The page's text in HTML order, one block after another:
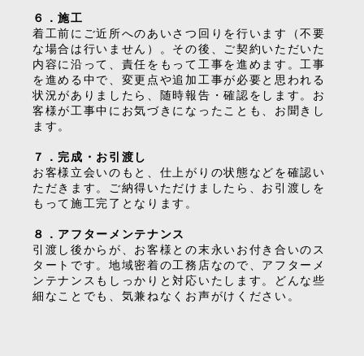
６．施工
着工前にご近所へのあいさつ回りを行います（不要
な場合は行いません）。その後、ご契約いただいた
内容に沿って、責任をもって工事を進めます。工事
を進める中で、変更点や追加工事が必要と思われる
状況がありましたら、随時報告・確認をします。お
客様が工事中にお気づきになったことも、お聞きし
ます。
７．完成・お引渡し
お客様立会いのもと、仕上がりの状態などを確認い
ただきます。ご納得いただけましたら、お引渡しを
もって施工完了となります。
８．アフターメンテナンス
引渡し後からが、お客様との末永いお付き合いのス
タートです。地域密着の工務店なので、アフターメ
ンテナンスもしっかりと対応いたします。どんな些
細なことでも、気兼ねなくお声がけください。